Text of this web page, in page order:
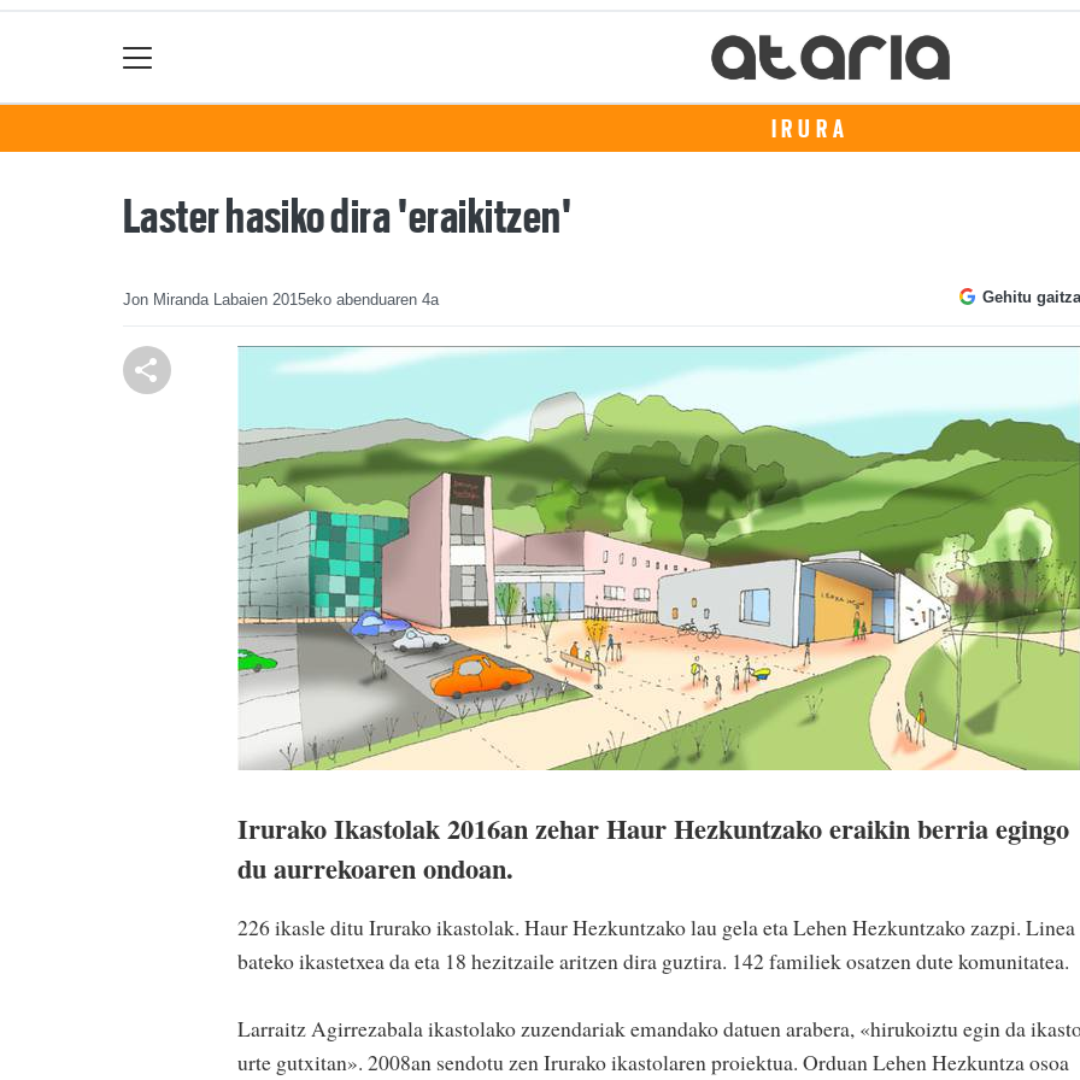
IRURA
Laster hasiko dira 'eraikitzen'
Jon Miranda Labaien 2015eko abenduaren 4a Gehitu
Irurako Ikastolak 2016an zehar Haur Hezkuntzako eraikin berria egingo
du aurrekoaren ondoan.
226 ikasle ditu Irurako ikastolak. Haur Hezkuntzako lau gela eta Lehen Hezkuntzako zazpi. Linea
bateko ikastetxea da eta 18 hezitzaile aritzen dira guztira. 142 familiek osatzen dute komunitatea.
Larraitz Agirrezabala ikastolako zuzendariak emandako datuen arabera, «hirukoiztu egin da
urte gutxitan». 2008an sendotu zen Irurako ikastolaren proiektua. Orduan Lehen Hezkuntza osoa